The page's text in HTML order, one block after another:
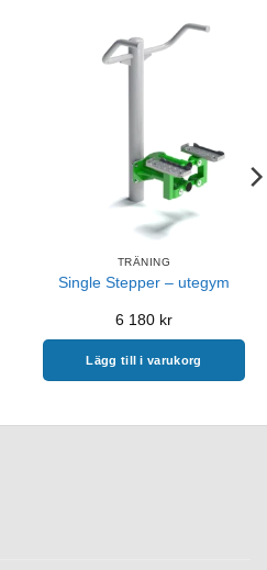
TRÄNING
Single Stepper – utegym
6 180 kr
Lägg till i varukorg